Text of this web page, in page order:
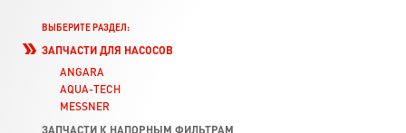
ВЫБЕРИТЕ РАЗДЕЛ:
ЗАПЧАСТИ ДЛЯ НАСОСОВ
ANGARA
AQUA-TECH
MESSNER
ЗАПЧАСТИ К НАПОРНЫМ ФИЛЬТРАМ